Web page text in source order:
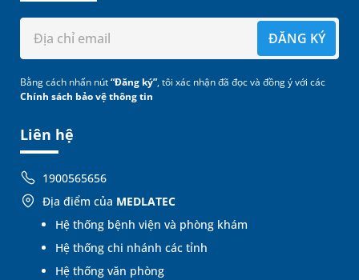
Liên hệ
1900565656
Địa điểm của MEDLATEC
Hệ thống bệnh viện và phòng khám
Hệ thống chi nhánh các tỉnh
Hệ thống văn phòng
ĐĂNG KÝ
Bằng cách nhấn nút“Đăng ký”, tôi xác nhận đã đọc và đồng ý với các
Chính sách bảo vệ thông tin